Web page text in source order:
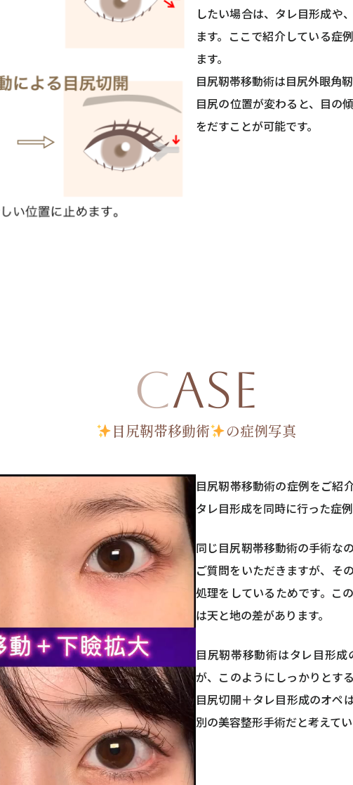
したい場合は、タレ目形成や
ます。ここで紹介している症
ます。
目尻靭帯移動術は目尻外眼角
目尻の位置が変わると、目の
をだすことが可能です。
CASE
目尻靭帯移動術 の症例写真
目尻靭帯移動術の症例をご紹
タレ目形成を同時に行った症例
同じ目尻靭帯移動術の手術な
ご質問をいただきますが、そ
処理をしているためです。こ
は天と地の差があります。
目尻靭帯移動術はタレ目形
が、このようにしっかりとす
目尻切開＋タレ目形成のオペ
別の美容整形手術だと考えてい